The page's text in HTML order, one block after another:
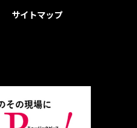
サイトマップ